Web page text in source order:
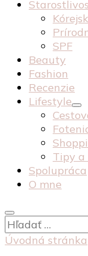
SPF
Beauty
Fashion
Recenzie
Lifestyle
Tipy a
Spolupráca
O mne
Hľadať:
Úvodná stránka